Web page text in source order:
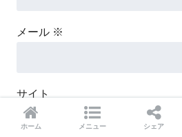
メール ※
サイト
ホーム メニュー シェア